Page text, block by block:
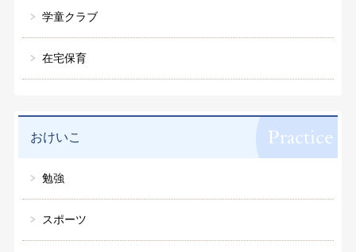
学童クラブ
在宅保育
おけいこ
勉強
スポーツ